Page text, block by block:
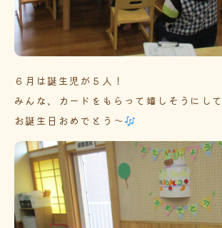
６月は誕生児が５人！
みんな、カードをもらって嬉しそうにし
お誕生日おめでとう～